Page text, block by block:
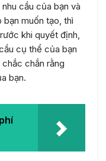
cầu của bạn và
muốn tạo, thì
khi quyết định,
cụ thể của bạn
chắn rằng
bạn.